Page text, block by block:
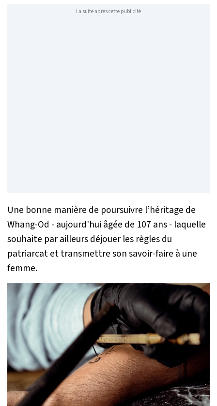
La suite après cette publicité
Une bonne manière de poursuivre l’héritage de
Whang-Od - aujourd'hui âgée de 107 ans - laquelle
souhaite par ailleurs déjouer les règles du
patriarcat et transmettre son savoir-faire à une
femme.